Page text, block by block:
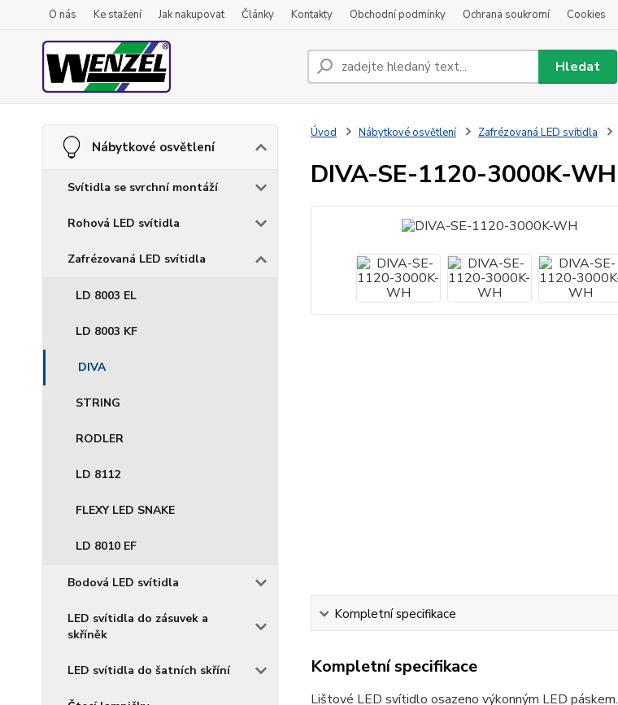
O nás Ke stažení Jak nakupovat Články Kontakty Obchodní podmínky Ochrana soukromí Cookies
Hledat
Nábytkové osvětlení
Svítidla se svrchní montáží
Rohová LED svítidla
Zafrézovaná LED svítidla
LD 8003 EL
LD 8003 KF
DIVA
STRING
RODLER
LD 8112
FLEXY LED SNAKE
LD 8010 EF
Bodová LED svítidla
LED svítidla do zásuvek a
skříněk
LED svítidla do šatních skříní
Úvod Nábytkové osvětlení Zafrézovaná LED svítidla
DIVA-SE-1120-3000K-WH
Kompletní specifikace
Kompletní specifikace
Lištové LED svítidlo osazeno výkonným LED páskem.